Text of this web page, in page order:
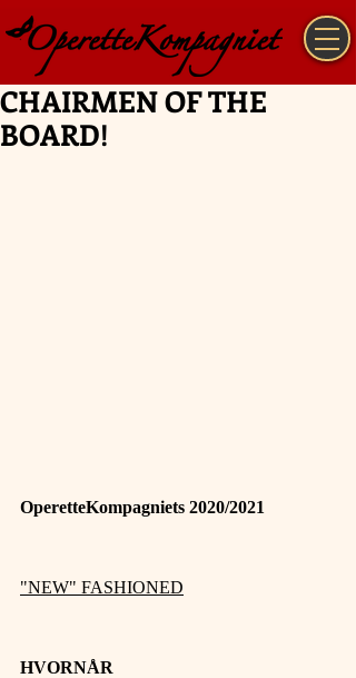
CHAIRMEN OF THE
BOARD!
OperetteKompagniets 2020/2021
"NEW" FASHIONED
HVORNÅR